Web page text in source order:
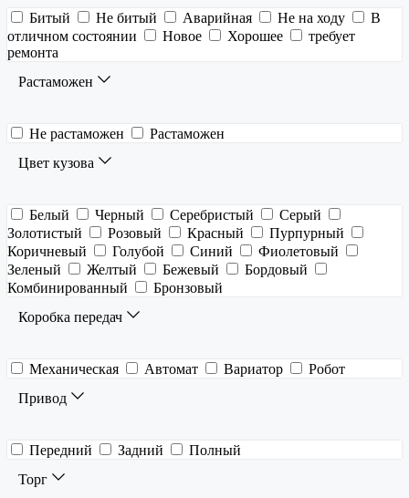
Битый Не битый Аварийная Не на ходу
В
отличном состоянии
Новое Хорошее
требует
ремонта
Растаможен
Не растаможен
Растаможен
Цвет кузова
Белый Черный Серебристый
Серый
Золотистый
Розовый Красный
Пурпурный
Коричневый
Голубой Синий
Фиолетовый
Зеленый
Желтый Бежевый
Бордовый
Комбинированный
Бронзовый
Коробка передач
Механическая Автомат Вариатор
Робот
Привод
Передний Задний
Полный
Торг